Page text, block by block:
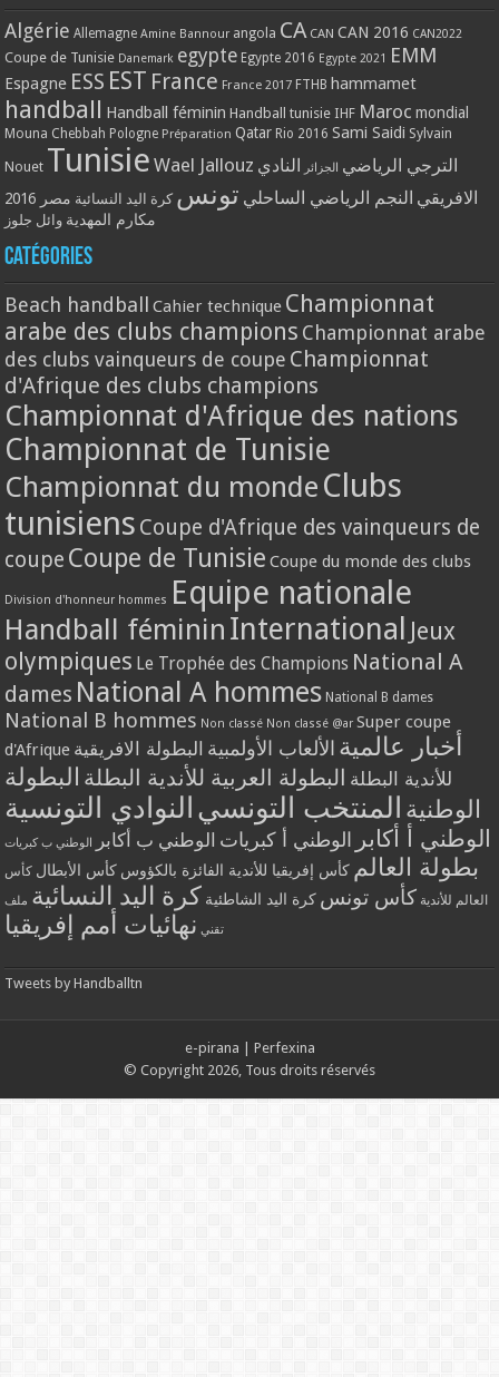
Algérie Allemagne Amine Bannour angola CA CAN CAN 2016 CAN2022
Coupe de Tunisie Danemark egypte Egypte 2016 Egypte 2021 EMM
Espagne ESS EST France France 2017 FTHB hammamet
handball Handball féminin Handball tunisie IHF Maroc mondial
Mouna Chebbah Pologne Préparation Qatar Rio 2016 Sami Saidi Sylvain
Nouet Tunisie Wael Jallouz الترجي الرياضي الجزائر النادي
الافريقي النجم الرياضي الساحلي تونس كرة اليد النسائية مصر 2016
مكارم المهدية وائل جلوز
Catégories
Beach handball Cahier technique Championnat
arabe des clubs champions Championnat arabe
des clubs vainqueurs de coupe Championnat
d'Afrique des clubs champions
Championnat d'Afrique des nations
Championnat de Tunisie
Championnat du monde Clubs
tunisiens Coupe d'Afrique des vainqueurs de
coupe Coupe de Tunisie Coupe du monde des clubs
Division d'honneur hommes Equipe nationale
Handball féminin International Jeux
olympiques Le Trophée des Champions National A
dames National A hommes National B dames
National B hommes Non classé Non classé @ar Super coupe
d'Afrique
أخبار عالمية الألعاب الأولمبية البطولة الافريقية
للأندية البطلة البطولة العربية للأندية البطلة البطولة
الوطنية المنتخب التونسي النوادي التونسية
الوطني أ أكابر الوطني أ كبريات الوطني ب أكابر الوطني ب كبريات
بطولة العالم كأس إفريقيا للأندية الفائزة بالكؤوس كأس الأبطال كأس
العالم للأندية كأس تونس كرة اليد الشاطئية كرة اليد النسائية ملف
تقني نهائيات أمم إفريقيا
Tweets by Handballtn
e-pirana
Perfexina
© Copyright 2026, Tous droits réservés